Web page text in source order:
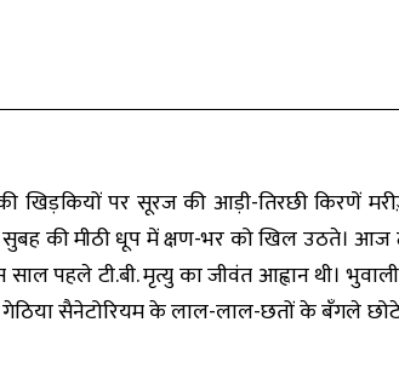
खिड़कियों पर सूरज की आड़ी-तिरछी किरणें
की मीठी धूप में क्षण-भर को खिल उठते। आज
पहले टी.बी. मृत्यु का जीवंत आह्वान थी।
सैनेटोरियम के लाल-लाल-छतों के बँगले